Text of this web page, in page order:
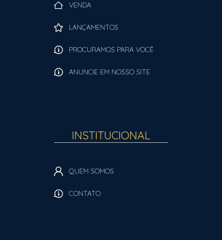
VENDA
LANÇAMENTOS
PROCURAMOS PARA VOCÊ
ANUNCIE EM NOSSO SITE
INSTITUCIONAL
QUEM SOMOS
CONTATO